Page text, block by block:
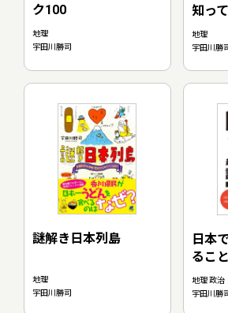
ク100
地理
宇田川勝司
知っ
地理
宇田川勝
謎解き日本列島
地理
宇田川勝司
日本
るこ
地理 政治
宇田川勝